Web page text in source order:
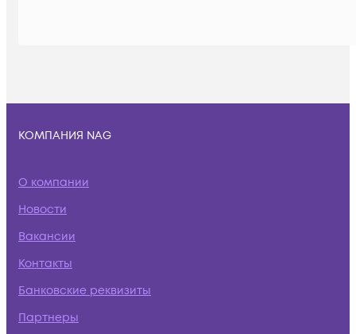
КОМПАНИЯ NAG
О компании
Новости
Вакансии
Контакты
Банковские реквизиты
Партнеры